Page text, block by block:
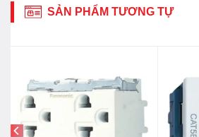
SẢN PHẨM TƯƠNG TỰ